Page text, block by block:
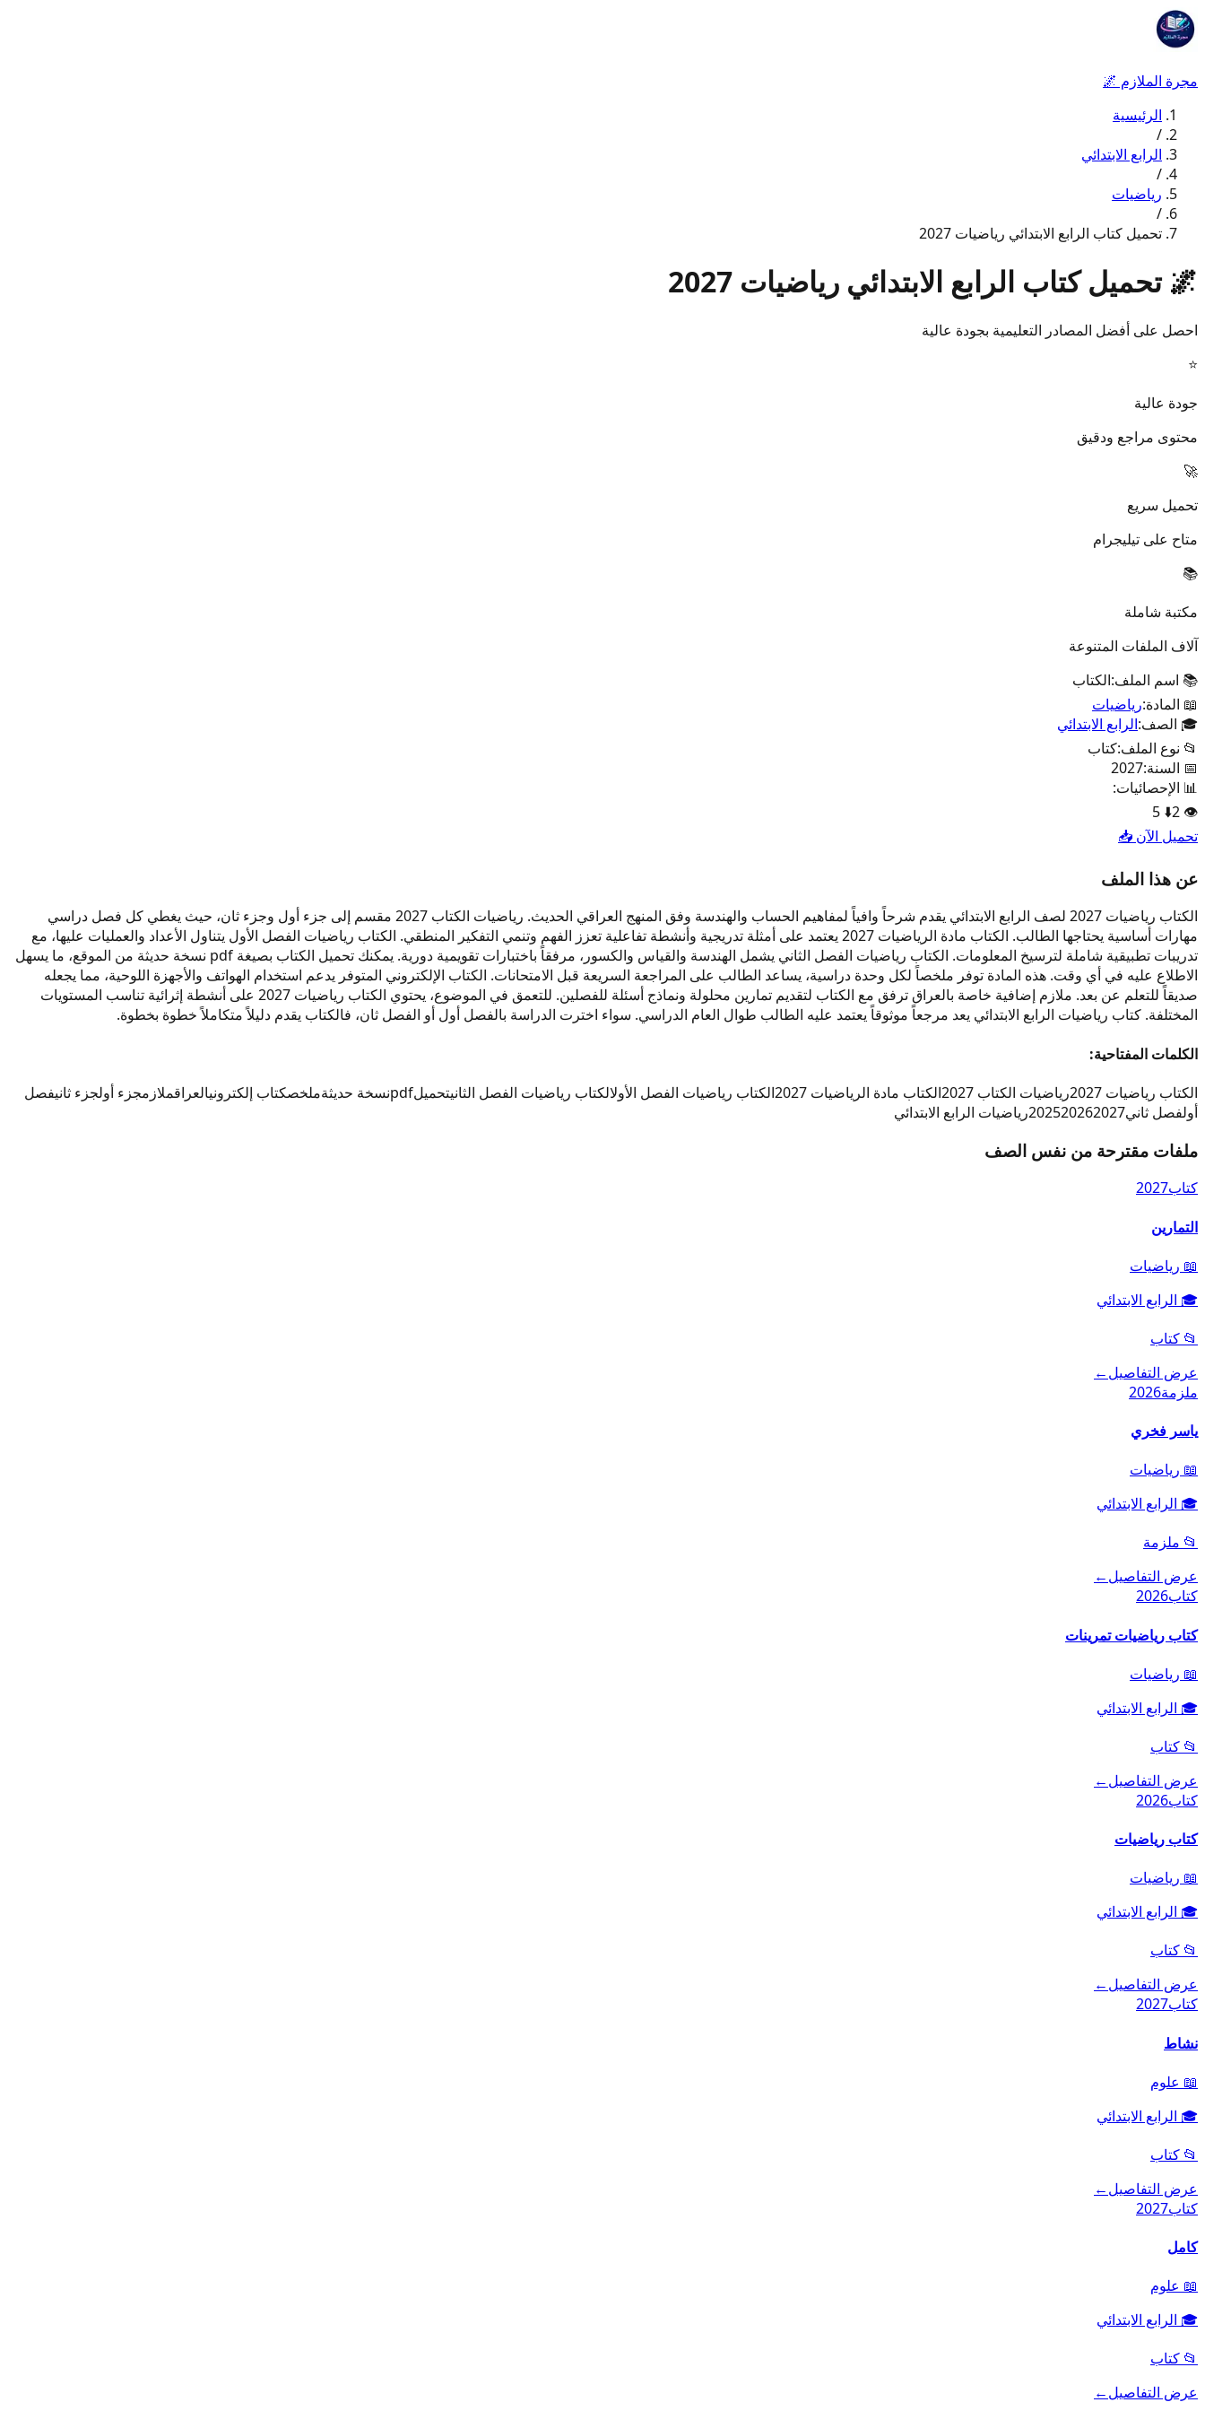
مجرة الملازم 🌌
الرئيسية
/
الرابع الابتدائي
/
رياضيات
/
تحميل كتاب الرابع الابتدائي رياضيات 2027
🌌 تحميل كتاب الرابع الابتدائي رياضيات 2027
احصل على أفضل المصادر التعليمية بجودة عالية
⭐
جودة عالية
محتوى مراجع ودقيق
🚀
تحميل سريع
متاح على تيليجرام
📚
مكتبة شاملة
آلاف الملفات المتنوعة
📚 اسم الملف:الكتاب
📖 المادة:رياضيات
🎓 الصف:الرابع الابتدائي
📂 نوع الملف:كتاب
📅 السنة:2027
📊 الإحصائيات:
👁️
2
⬇️
5
تحميل الآن 📥
عن هذا الملف
الكتاب رياضيات 2027 لصف الرابع الابتدائي يقدم شرحاً وافياً لمفاهيم الحساب والهندسة وفق المنهج العراقي الحديث. رياضيات الكتاب 2027 مقسم إلى جزء أول وجزء ثان، حيث يغطي كل فصل دراسي
مهارات أساسية يحتاجها الطالب. الكتاب مادة الرياضيات 2027 يعتمد على أمثلة تدريجية وأنشطة تفاعلية تعزز الفهم وتنمي التفكير المنطقي. الكتاب رياضيات الفصل الأول يتناول الأعداد والعمليات عليها، مع
تدريبات تطبيقية شاملة لترسيخ المعلومات. الكتاب رياضيات الفصل الثاني يشمل الهندسة والقياس والكسور، مرفقاً باختبارات تقويمية دورية. يمكنك تحميل الكتاب بصيغة pdf نسخة حديثة من الموقع، ما يسهل
الاطلاع عليه في أي وقت. هذه المادة توفر ملخصاً لكل وحدة دراسية، يساعد الطالب على المراجعة السريعة قبل الامتحانات. الكتاب الإلكتروني المتوفر يدعم استخدام الهواتف والأجهزة اللوحية، مما يجعله
صديقاً للتعلم عن بعد. ملازم إضافية خاصة بالعراق ترفق مع الكتاب لتقديم تمارين محلولة ونماذج أسئلة للفصلين. للتعمق في الموضوع، يحتوي الكتاب رياضيات 2027 على أنشطة إثرائية تناسب المستويات
المختلفة. كتاب رياضيات الرابع الابتدائي يعد مرجعاً موثوقاً يعتمد عليه الطالب طوال العام الدراسي. سواء اخترت الدراسة بالفصل أول أو الفصل ثان، فالكتاب يقدم دليلاً متكاملاً خطوة بخطوة.
الكلمات المفتاحية:
الكتاب رياضيات 2027
رياضيات الكتاب 2027 الكتاب مادة الرياضيات 2027 الكتاب رياضيات الفصل الأولالكتاب رياضيات الفصل الثانيتحميلpdfنسخة حديثةملخصكتاب إلكترونيالعراقملازمجزء أولجزء ثانيفصل
أولفصل ثاني 202520262027 رياضيات الرابع الابتدائي
ملفات مقترحة من نفس الصف
كتاب2027
التمارين
📖 رياضيات
🎓 الرابع الابتدائي
📂 كتاب
عرض التفاصيل←
ملزمة2026
ياسر فخري
📖 رياضيات
🎓 الرابع الابتدائي
📂 ملزمة
عرض التفاصيل←
كتاب2026
كتاب رياضيات تمرينات
📖 رياضيات
🎓 الرابع الابتدائي
📂 كتاب
عرض التفاصيل←
كتاب2026
كتاب رياضيات
📖 رياضيات
🎓 الرابع الابتدائي
📂 كتاب
عرض التفاصيل←
كتاب2027
نشاط
📖 علوم
🎓 الرابع الابتدائي
📂 كتاب
عرض التفاصيل←
كتاب2027
كامل
📖 علوم
🎓 الرابع الابتدائي
📂 كتاب
عرض التفاصيل←